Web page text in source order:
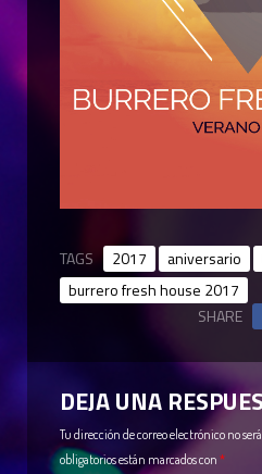
TAGS 2017 aniversario
burrero fresh house 2017
SHARE
DEJA UNA
Tu dirección de correo electrónico no
obligatorios están marcados con *